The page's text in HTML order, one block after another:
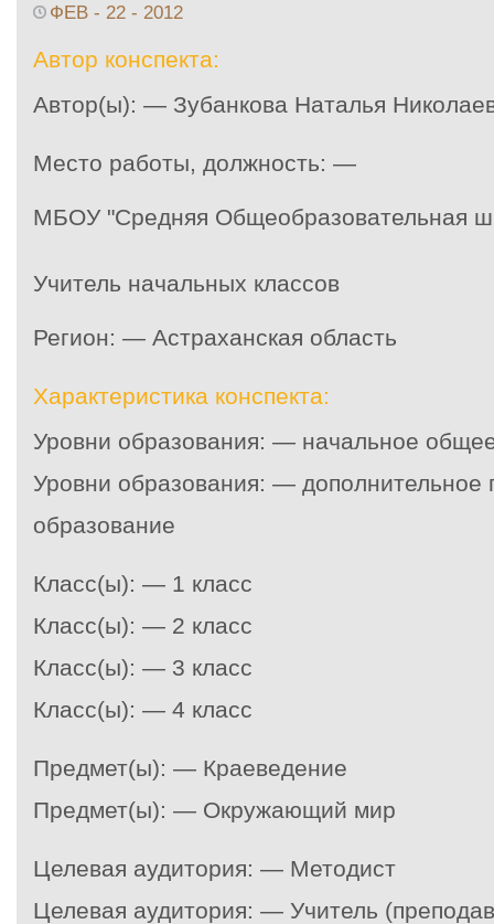
ФЕВ - 22 - 2012
Автор конспекта:
Автор(ы): — Зубанкова Наталья
Место работы, должность: —
МБОУ "Средняя Общеобразовательная
Учитель начальных классов
Регион: — Астраханская область
Характеристика конспекта:
Уровни образования: — начальное
Уровни образования: — дополнительное
образование
Класс(ы): — 1 класс
Класс(ы): — 2 класс
Класс(ы): — 3 класс
Класс(ы): — 4 класс
Предмет(ы): — Краеведение
Предмет(ы): — Окружающий мир
Целевая аудитория: — Методист
Целевая аудитория: — Учитель